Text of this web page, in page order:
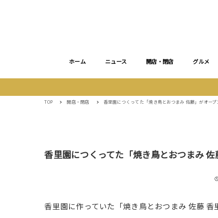
ホーム ニュース 開店・閉店 グルメ
TOP 開店・閉店 香里園につくってた「焼き鳥とおつまみ 佐藤」がオー
香里園につくってた「焼き鳥とおつまみ
香里園に作っていた「焼き鳥とおつまみ 佐藤